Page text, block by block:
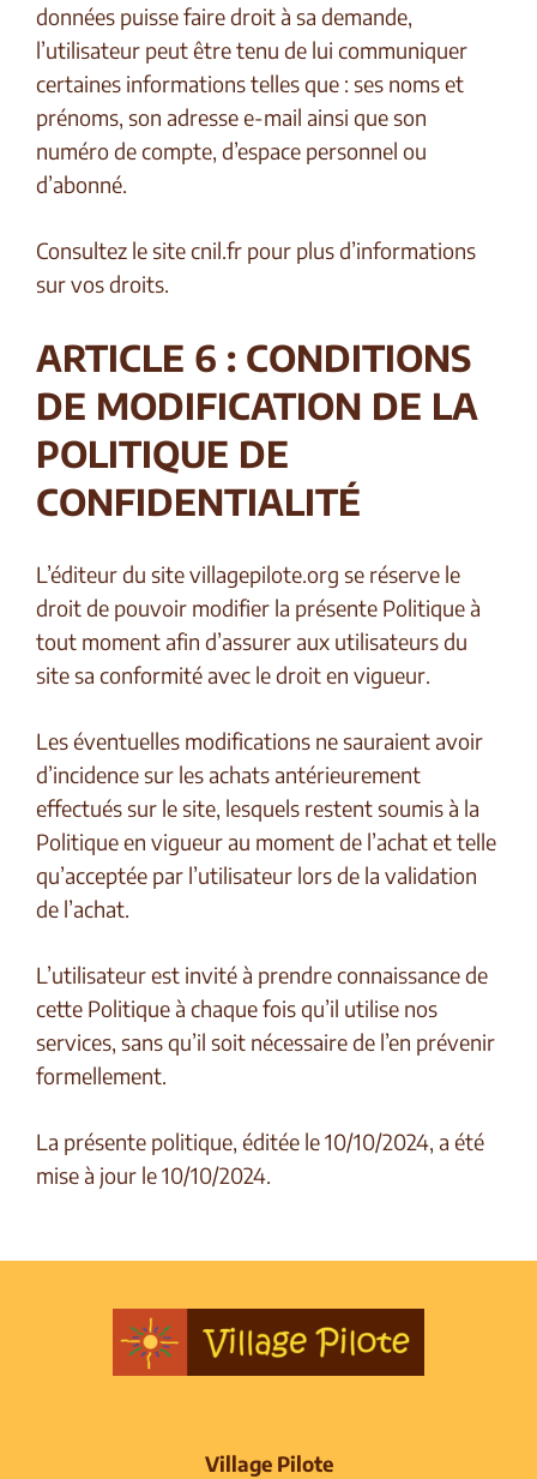
données puisse faire droit à sa demande,
l’utilisateur peut être tenu de lui communiquer
certaines informations telles que : ses noms et
prénoms, son adresse e-mail ainsi que son
numéro de compte, d’espace personnel ou
d’abonné.
Consultez le site cnil.fr pour plus d’informations
sur vos droits.
ARTICLE 6 : CONDITIONS
DE MODIFICATION DE LA
POLITIQUE DE
CONFIDENTIALITÉ
L’éditeur du site villagepilote.org se réserve le
droit de pouvoir modifier la présente Politique à
tout moment afin d’assurer aux utilisateurs du
site sa conformité avec le droit en vigueur.
Les éventuelles modifications ne sauraient avoir
d’incidence sur les achats antérieurement
effectués sur le site, lesquels restent soumis à la
Politique en vigueur au moment de l’achat et telle
qu’acceptée par l’utilisateur lors de la validation
de l’achat.
L’utilisateur est invité à prendre connaissance de
cette Politique à chaque fois qu’il utilise nos
services, sans qu’il soit nécessaire de l’en prévenir
formellement.
La présente politique, éditée le 10/10/2024, a été
mise à jour le 10/10/2024.
Village Pilote